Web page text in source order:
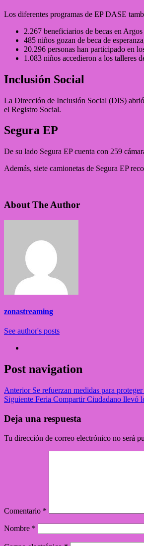
Los diferentes programas de EP DASE
2.267 beneficiarios de becas en
485 niños gozan de beca de
20.296 personas han participado en
1.083 niños accedieron a los talleres
Inclusión Social
La Dirección de Inclusión Social (DIS)
el Registro Social.
Segura EP
De su lado Segura EP cuenta con 259
Además, siete camionetas de Segura EP
About The Author
zonastreaming
See author's posts
Post navigation
AnteriorSe refuerzan medidas para
Siguiente Feria Compartir Ciudadano llevó
Deja una respuesta
Tu dirección de correo electrónico no será
Comentario *
Nombre *